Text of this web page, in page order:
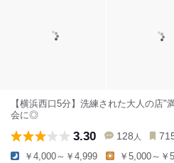
【横浜西口5分】洗練された大人の店
会に◎
3.30 128 人
￥4,000～￥4,999 ￥5,000～￥